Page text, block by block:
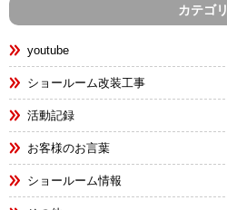
カテゴリ
youtube
ショールーム改装工事
活動記録
お客様のお言葉
ショールーム情報